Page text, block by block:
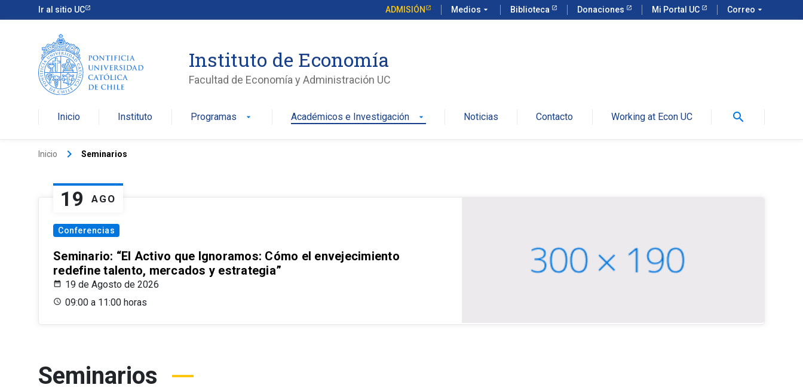
Ir al sitio UC ADMISIÓN Medios arrow_drop_down Biblioteca Donaciones Mi Portal UC Correo arrow_drop_down
Instituto de Economía
Facultad de Economía y Administración UC
Inicio Instituto Programas arrow_drop_down Académicos e Investigación arrow_drop_down Noticias Contacto Working at Econ UC search
Inicio keyboard_arrow_right Seminarios
19 AGO
Conferencias
Seminario: “El Activo que Ignoramos: Cómo el envejecimiento
redefine talento, mercados y estrategia”
19 de Agosto de 2026
09:00 a 11:00 horas
Seminarios